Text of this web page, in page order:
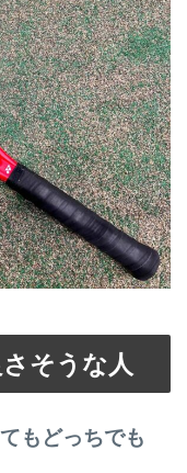
そうな人
もどっちでも